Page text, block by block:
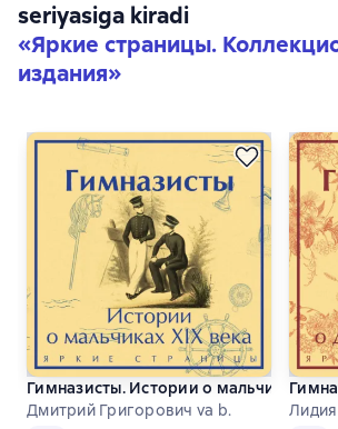
seriyasiga kiradi
«Яркие страницы.
издания»
Гимназисты. Истории о мальчиках XIX
Дмитрий Григорович va b.